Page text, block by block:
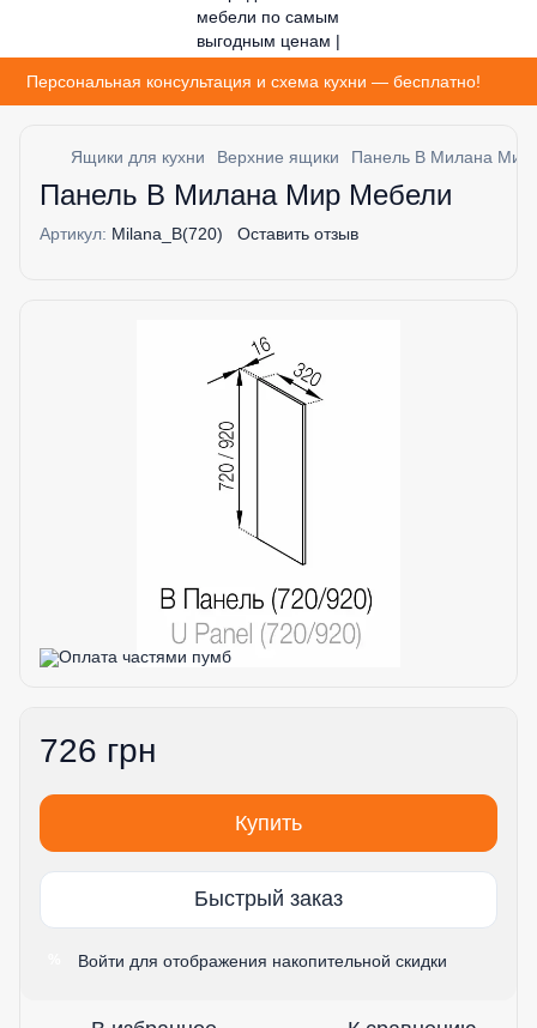
Персональная консультация и схема кухни — бесплатно!
Ящики для кухни Верхние ящики Панель B Милана Мир
Панель B Милана Мир Мебели
Артикул: Milana_B(720) Оставить отзыв
726 грн
Купить
Быстрый заказ
Войти для отображения накопительной скидки